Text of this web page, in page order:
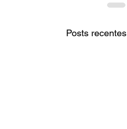
Posts recentes